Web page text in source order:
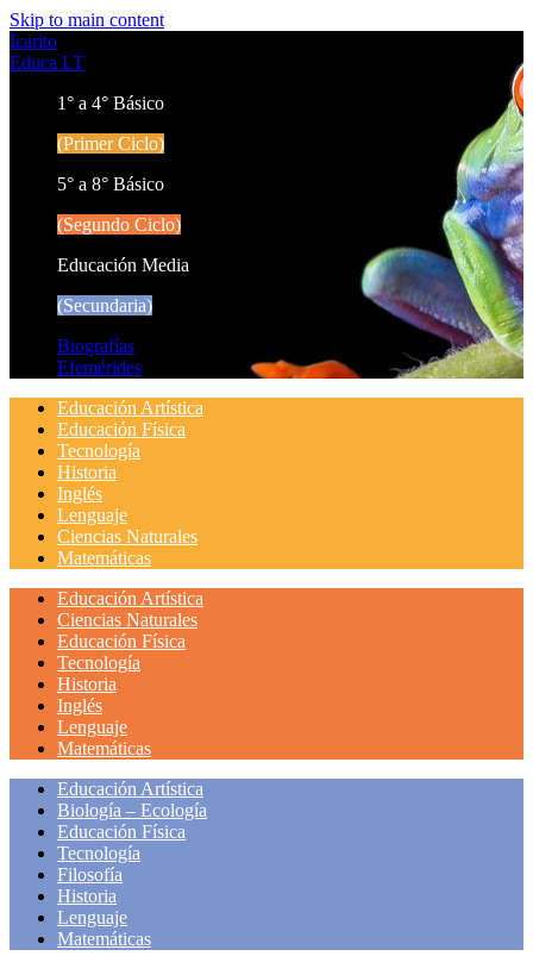
Skip to main content
Icarito
Educa LT
1° a 4° Básico
(Primer Ciclo)
5° a 8° Básico
(Segundo Ciclo)
Educación Media
(Secundaria)
Biografías
Efemérides
Educación Artística
Educación Física
Tecnología
Historia
Inglés
Lenguaje
Ciencias Naturales
Matemáticas
Educación Artística
Ciencias Naturales
Educación Física
Tecnología
Historia
Inglés
Lenguaje
Matemáticas
Educación Artística
Biología – Ecología
Educación Física
Tecnología
Filosofía
Historia
Lenguaje
Matemáticas